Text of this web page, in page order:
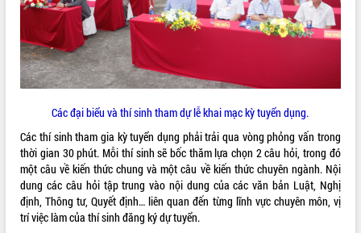
Các đại biểu và thí sinh tham dự lễ khai mạc kỳ tuyển dụng.
Các thí sinh tham gia kỳ tuyển dụng phải trải qua vòng phỏng vấn trong
thời gian 30 phút. Mỗi thí sinh sẽ bốc thăm lựa chọn 2 câu hỏi, trong đó
một câu về kiến thức chung và một câu về kiến thức chuyên ngành. Nội
dung các câu hỏi tập trung vào nội dung của các văn bản Luật, Nghị
định, Thông tư, Quyết định… liên quan đến từng lĩnh vực chuyên môn, vị
trí việc làm của thí sinh đăng ký dự tuyển.